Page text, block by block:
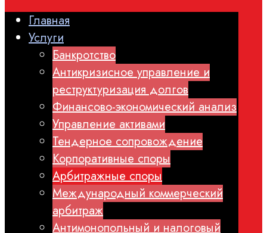
Главная
Услуги
Банкротство
Антикризисное управление и
реструктуризация долгов
Финансово-экономический анализ
Управление активами
Тендерное сопровождение
Корпоративные споры
Арбитражные споры
Международный коммерческий
арбитраж
Антимонопольный и налоговый